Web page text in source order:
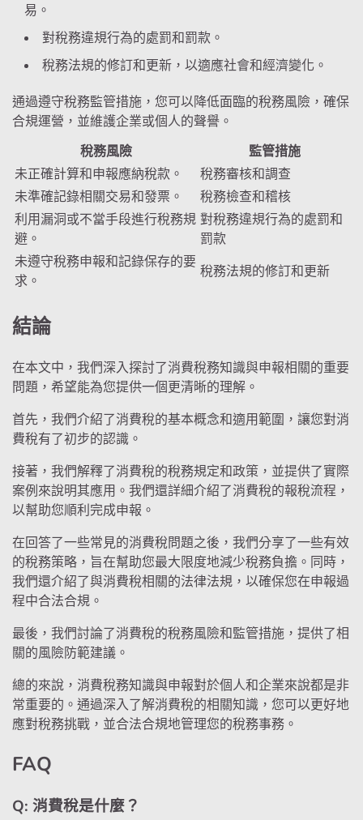
易。
對稅務違規行為的處罰和罰款。
稅務法規的修訂和更新，以適應社會和經濟變化。
通過遵守稅務監管措施，您可以降低面臨的稅務風險，確保
合規運營，並維護企業或個人的聲譽。
稅務風險
監管措施
未正確計算和申報應納稅款。
稅務審核和調查
未準確記錄相關交易和發票。
稅務檢查和稽核
利用漏洞或不當手段進行稅務規
避。
對稅務違規行為的處罰和
罰款
未遵守稅務申報和記錄保存的要
求。
稅務法規的修訂和更新
結論
在本文中，我們深入探討了消費稅務知識與申報相關的重要
問題，希望能為您提供一個更清晰的理解。
首先，我們介紹了消費稅的基本概念和適用範圍，讓您對消
費稅有了初步的認識。
接著，我們解釋了消費稅的稅務規定和政策，並提供了實際
案例來說明其應用。我們還詳細介紹了消費稅的報稅流程，
以幫助您順利完成申報。
在回答了一些常見的消費稅問題之後，我們分享了一些有效
的稅務策略，旨在幫助您最大限度地減少稅務負擔。同時，
我們還介紹了與消費稅相關的法律法規，以確保您在申報過
程中合法合規。
最後，我們討論了消費稅的稅務風險和監管措施，提供了相
關的風險防範建議。
總的來說，消費稅務知識與申報對於個人和企業來說都是非
常重要的。通過深入了解消費稅的相關知識，您可以更好地
應對稅務挑戰，並合法合規地管理您的稅務事務。
FAQ
Q: 消費稅是什麼？